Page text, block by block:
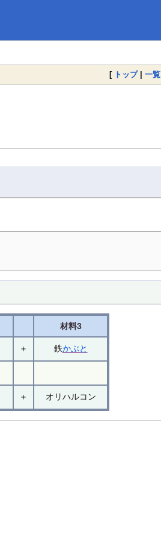
[ トップ| 一覧
材料3
＋ 鉄かぶと
＋ オリハルコン